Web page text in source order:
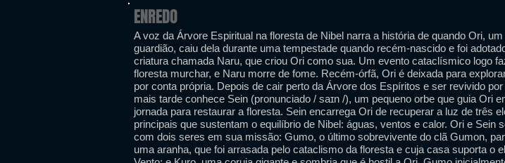
ENREDO
A voz da Árvore Espiritual na floresta de Nibel narra a história de quando Ori,
guardião, caiu dela durante uma tempestade quando recém-nascido e foi
criatura chamada Naru, que criou Ori como sua. Um evento cataclísmico logo
floresta murchar, e Naru morre de fome. Recém-órfã, Ori é deixada para
por conta própria. Depois de cair perto da Árvore dos Espíritos e ser revivido
mais tarde conhece Sein (pronunciado / saɪn /), um pequeno orbe que guia Ori
jornada para restaurar a floresta. Sein encarrega Ori de recuperar a luz de três
principais que sustentam o equilíbrio de Nibel: águas, ventos e calor. Ori e Sein
com dois seres em sua missão: Gumo, o último sobrevivente do clã Gumon,
uma aranha, que foi arrasada pelo cataclismo da floresta e cuja casa suporta o